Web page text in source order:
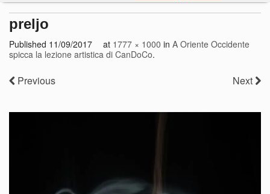
preljo
Published 11/09/2017 at 1777 × 1000 in A Oriente Occidente
spicca la lezione artistica di CanDoCo.
Previous Next